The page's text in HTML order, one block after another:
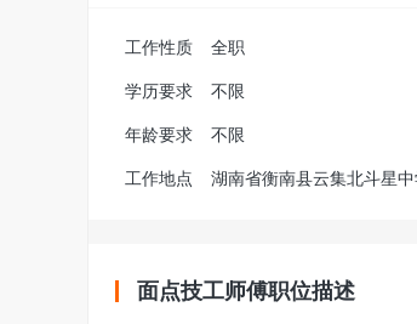
工作性质 全职
学历要求 不限
年龄要求 不限
工作地点 湖南省衡南县云集北斗星
面点技工师傅职位描述